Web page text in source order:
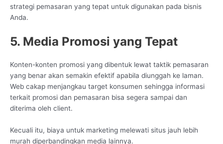
strategi pemasaran yang tepat untuk digunakan pada bisnis
Anda.
5. Media Promosi yang Tepat
Konten-konten promosi yang dibentuk lewat taktik pemasaran
yang benar akan semakin efektif apabila diunggah ke laman.
Web cakap menjangkau target konsumen sehingga informasi
terkait promosi dan pemasaran bisa segera sampai dan
diterima oleh client.
Kecuali itu, biaya untuk marketing melewati situs jauh lebih
murah diperbandingkan media lainnya.